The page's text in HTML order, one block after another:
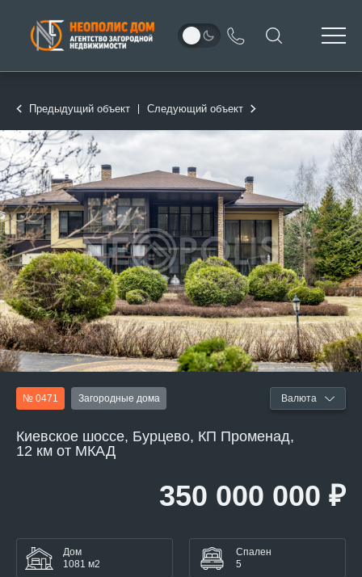
Предыдущий объект Следующий объект
№ 0471 Загородные дома
Киевское шоссе, Бурцево, КП Променад,
12 км от МКАД
Валюта
350 000 000 ₽
Дом
1081 м2
Спален
5